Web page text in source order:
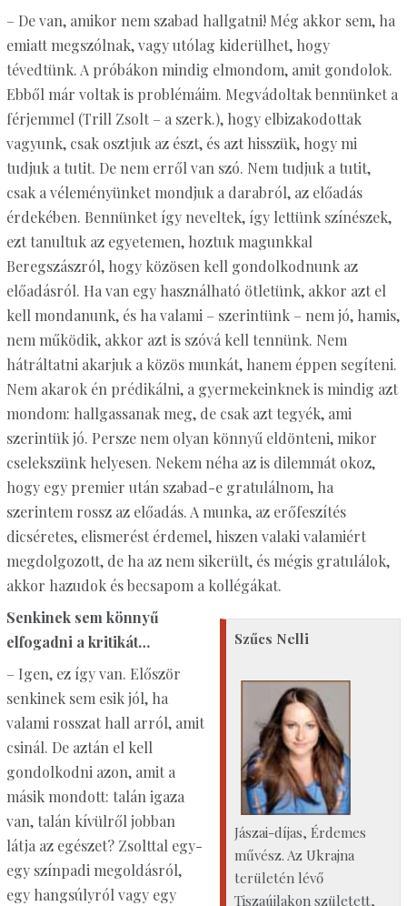
– De van, amikor nem szabad hallgatni! Még akkor sem, ha
emiatt megszólnak, vagy utólag kiderülhet, hogy
tévedtünk. A próbákon mindig elmondom, amit gondolok.
Ebből már voltak is problémáim. Megvádoltak bennünket a
férjemmel (Trill Zsolt – a szerk.), hogy elbizakodottak
vagyunk, csak osztjuk az észt, és azt hisszük, hogy mi
tudjuk a tutit. De nem erről van szó. Nem tudjuk a tutit,
csak a véleményünket mondjuk a darabról, az előadás
érdekében. Bennünket így neveltek, így lettünk színészek,
ezt tanultuk az egyetemen, hoztuk magunkkal
Beregszászról, hogy közösen kell gondolkodnunk az
előadásról. Ha van egy használható ötletünk, akkor azt el
kell mondanunk, és ha valami – szerintünk – nem jó, hamis,
nem működik, akkor azt is szóvá kell tennünk. Nem
hátráltatni akarjuk a közös munkát, hanem éppen segíteni.
Nem akarok én prédikálni, a gyermekeinknek is mindig azt
mondom: hallgassanak meg, de csak azt tegyék, ami
szerintük jó. Persze nem olyan könnyű eldönteni, mikor
cselekszünk helyesen. Nekem néha az is dilemmát okoz,
hogy egy premier után szabad-e gratulálnom, ha
szerintem rossz az előadás. A munka, az erőfeszítés
dicséretes, elismerést érdemel, hiszen valaki valamiért
megdolgozott, de ha az nem sikerült, és mégis gratulálok,
akkor hazudok és becsapom a kollégákat.
Szűcs Nelli
Jászai-díjas, Érdemes
művész. Az Ukrajna
területén lévő
Tiszaújlakon született,
Senkinek sem könnyű
elfogadni a kritikát…
– Igen, ez így van. Először
senkinek sem esik jól, ha
valami rosszat hall arról, amit
csinál. De aztán el kell
gondolkodni azon, amit a
másik mondott: talán igaza
van, talán kívülről jobban
látja az egészet? Zsolttal egy-
egy színpadi megoldásról,
egy hangsúlyról vagy egy